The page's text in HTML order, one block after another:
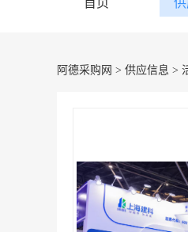
首页
阿德采购网 > 供应信息 >